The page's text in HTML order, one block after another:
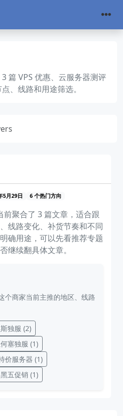
篇 VPS 优惠、云服务器测评
、线路和用途筛选。
5月29日 6 个热门方向
聚合了 3 篇文章，适合跟
线路变化、补货节奏和不同
确用途，可以先看推荐专题
继续翻具体文章。
个商家当前主推的地区、线路
独服 (2)
塞独服 (1)
价服务器 (1)
黑五促销 (1)